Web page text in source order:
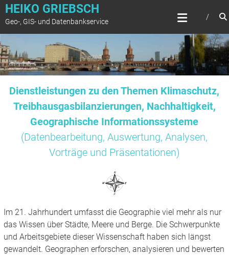
Zum
springen
HEIKO GRIEBSCH
Geo-, GIS- und Datenbankservice
Dienstleistungen zu den Themen Klimaschutz,
Treibhausgasbilanzierungen, Nachhaltigkeit,
Geographische Informationssysteme
(Datenbearbeitung, Auswertung, Analysen,
Vorträge und Präsentationen)
Im 21. Jahrhundert umfasst die Geographie viel mehr als nur
das Wissen über Städte, Meere und Berge. Die Schwerpunkte
und Arbeitsgebiete dieser Wissenschaft haben sich längst
gewandelt. Geographen erforschen, analysieren und bewerten